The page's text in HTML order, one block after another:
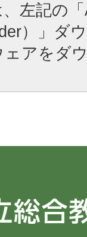
左記の
）」ダ
アをダ